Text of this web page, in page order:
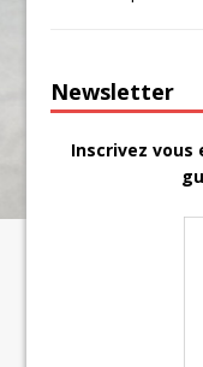
Newsletter
Inscrivez